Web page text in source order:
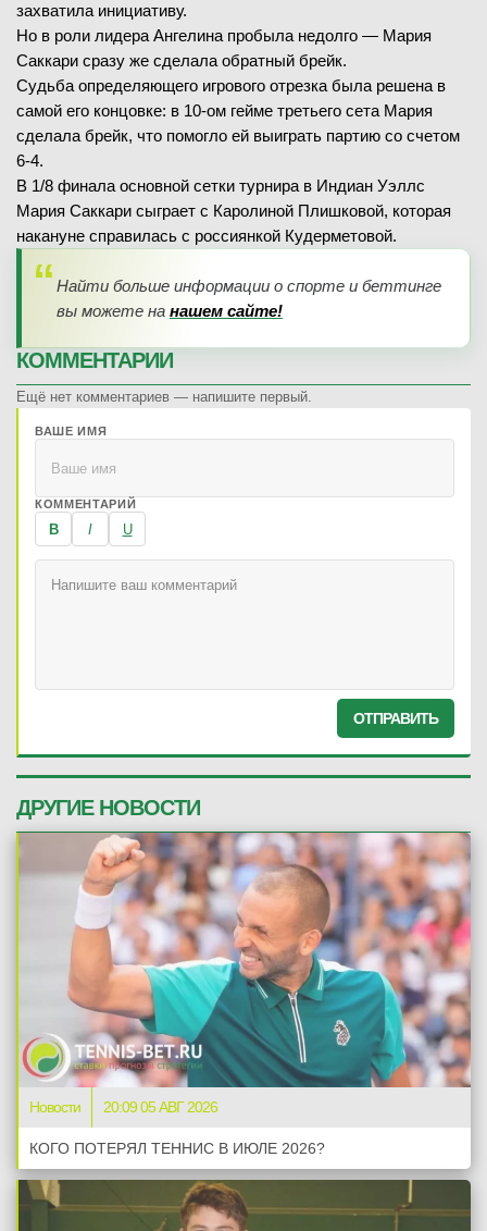
захватила инициативу.
Но в роли лидера Ангелина пробыла недолго — Мария
Саккари сразу же сделала обратный брейк.
Судьба определяющего игрового отрезка была решена в
самой его концовке: в 10-ом гейме третьего сета Мария
сделала брейк, что помогло ей выиграть партию со счетом
6-4.
В 1/8 финала основной сетки турнира в Индиан Уэллс
Мария Саккари сыграет с Каролиной Плишковой, которая
накануне справилась с россиянкой Кудерметовой.
Найти больше информации о спорте и беттинге
вы можете на нашем сайте!
КОММЕНТАРИИ
Ещё нет комментариев — напишите первый.
ВАШЕ ИМЯ
КОММЕНТАРИЙ
B I U
ОТПРАВИТЬ
ДРУГИЕ НОВОСТИ
Новости 20:09 05 АВГ 2026
КОГО ПОТЕРЯЛ ТЕННИС В ИЮЛЕ 2026?